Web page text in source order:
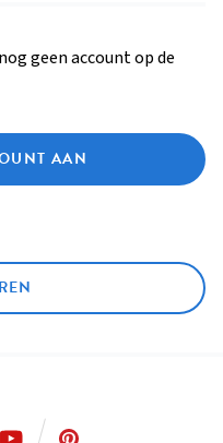
geen account op de
AAN